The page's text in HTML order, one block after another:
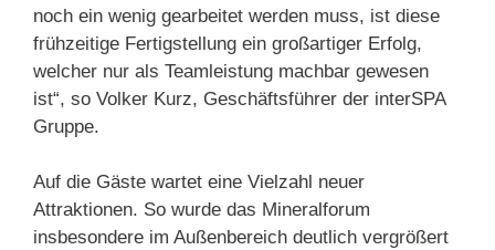
noch ein wenig gearbeitet werden muss, ist diese
frühzeitige Fertigstellung ein großartiger Erfolg,
welcher nur als Teamleistung machbar gewesen
ist“, so Volker Kurz, Geschäftsführer der interSPA
Gruppe.
Auf die Gäste wartet eine Vielzahl neuer
Attraktionen. So wurde das Mineralforum
insbesondere im Außenbereich deutlich vergrößert